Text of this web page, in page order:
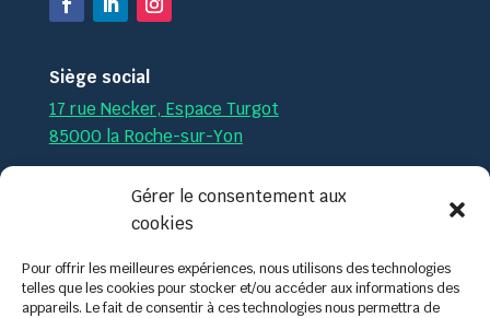
Gérer le consentement aux
cookies
Pour offrir les meilleures expériences, nous utilisons des technologies
telles que les cookies pour stocker et/ou accéder aux informations des
appareils. Le fait de consentir à ces technologies nous permettra de
Siège social
17 rue Necker, Espace Turgot
85000 la Roche-sur-Yon
Par téléphone : 02.51.36.35.57